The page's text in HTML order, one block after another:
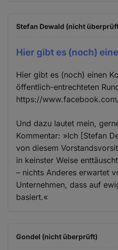
Stefan Dewald (nicht
Hier gibt es (noch)
Hier gibt es (noch) einen
öffentlich-entrechteten
https://
Und dazu lautet mein,
Kommentar: »Ich [Stefan
von diesem
in keinster Weise
– nichts Anderes erwartet
Unternehmen, dass auf
basiert.«
Gondel (nicht überprüft)
Cookies